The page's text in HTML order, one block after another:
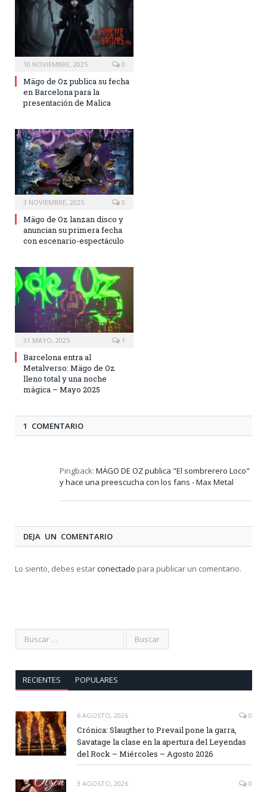
10 NOVIEMBRE, 2025 0
Mägo de Oz publica su fecha
en Barcelona para la
presentación de Malica
3 NOVIEMBRE, 2025 0
Mägo de Oz lanzan disco y
anuncian su primera fecha
con escenario-espectáculo
31 MAYO, 2025 1
Barcelona entra al
Metalverso: Mägo de Oz
lleno total y una noche
mágica – Mayo 2025
1 COMENTARIO
Pingback: MÄGO DE OZ publica "El sombrerero Loco"
y hace una preescucha con los fans - Max Metal
DEJA UN COMENTARIO
Lo siento, debes estarconectado para publicar un comentario.
RECIENTES POPULARES
6 AGOSTO, 2026 0
Crónica: Slaugther to Prevail pone la garra,
Savatage la clase en la apertura del Leyendas
del Rock – Miércoles – Agosto 2026
3 AGOSTO, 2026 0